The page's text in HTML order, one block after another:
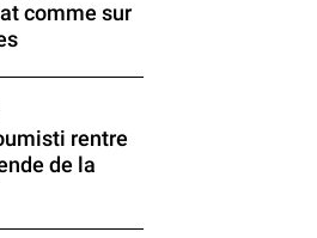
comme sur
rentre
de la